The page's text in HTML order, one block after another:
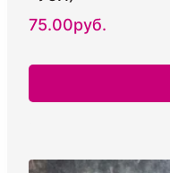
75.00руб.